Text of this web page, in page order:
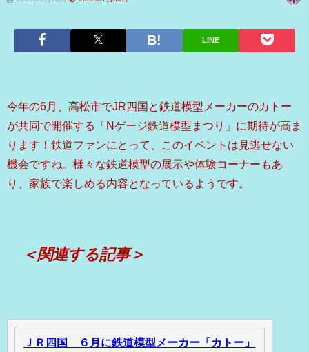
LINE
今年の6月、高松市でJR四国と鉄道模型メーカーのカトー
が共同で開催する「Nゲージ鉄道模型まつり」に期待が高ま
ります！鉄道ファンにとって、このイベントは見逃せない
機会ですね。様々な鉄道模型の展示や体験コーナーもあ
り、家族で楽しめる内容となっているようです。
＜関連する記事＞
ＪＲ四国 ６月に鉄道模型メーカー「カトー」